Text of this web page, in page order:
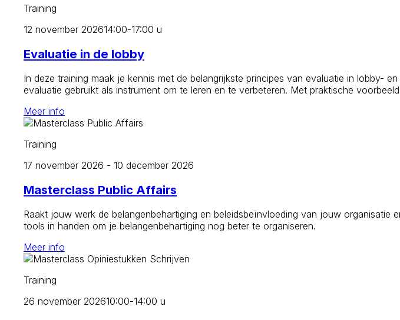
Training
12 november 202614:00-17:00 u
Evaluatie in de lobby
In deze training maak je kennis met de belangrijkste principes van evaluatie in lobby-
evaluatie gebruikt als instrument om te leren en te verbeteren. Met praktische
Meer info
Training
17 november 2026 - 10 december 2026
Masterclass Public Affairs
Raakt jouw werk de belangenbehartiging en beleidsbeïnvloeding van jouw
tools in handen om je belangenbehartiging nog beter te organiseren.
Meer info
Training
26 november 202610:00-14:00 u